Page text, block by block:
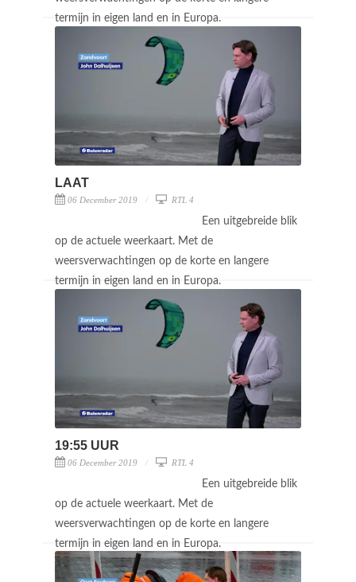
termijn in eigen land en in Europa.
LAAT
06 December 2019 RTL 4
Een uitgebreide blik
op de actuele weerkaart. Met de
weersverwachtingen op de korte en langere
termijn in eigen land en in Europa.
19:55 UUR
06 December 2019 RTL 4
Een uitgebreide blik
op de actuele weerkaart. Met de
weersverwachtingen op de korte en langere
termijn in eigen land en in Europa.